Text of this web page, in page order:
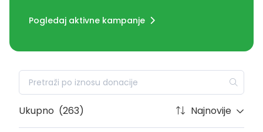
Pogledaj aktivne kampanje
Ukupno (263) Najnovije